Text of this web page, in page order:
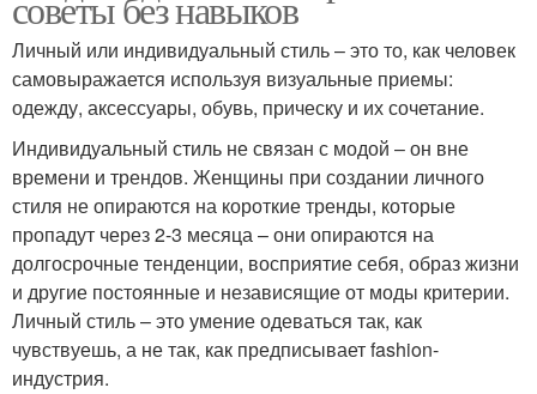
Личный или индивидуальный стиль – это то, как человек
самовыражается используя визуальные приемы:
одежду, аксессуары, обувь, прическу и их сочетание.
Индивидуальный стиль не связан с модой – он вне
времени и трендов. Женщины при создании личного
стиля не опираются на короткие тренды, которые
пропадут через 2-3 месяца – они опираются на
долгосрочные тенденции, восприятие себя, образ жизни
и другие постоянные и независящие от моды критерии.
Личный стиль – это умение одеваться так, как
чувствуешь, а не так, как предписывает fashion-
индустрия.